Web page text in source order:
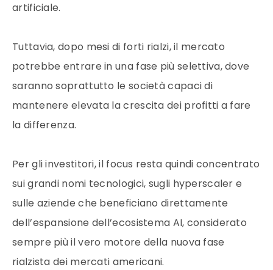
artificiale.
Tuttavia, dopo mesi di forti rialzi, il mercato
potrebbe entrare in una fase più selettiva, dove
saranno soprattutto le società capaci di
mantenere elevata la crescita dei profitti a fare
la differenza.
Per gli investitori, il focus resta quindi concentrato
sui grandi nomi tecnologici, sugli hyperscaler e
sulle aziende che beneficiano direttamente
dell’espansione dell’ecosistema AI, considerato
sempre più il vero motore della nuova fase
rialzista dei mercati americani.